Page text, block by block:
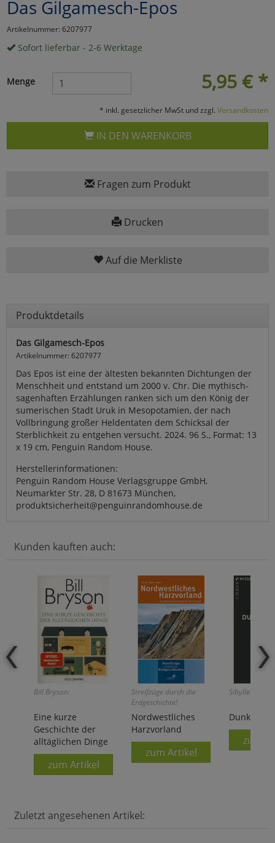
Das Gilgamesch-Epos
Artikelnummer: 6207977
Sofort lieferbar - 2-6 Werktage
5,95 € *
Menge
* inkl. gesetzlicher MwSt und zzgl. Versandkosten
IN DEN WARENKORB
Fragen zum Produkt
Drucken
Auf die Merkliste
Produktdetails
Das Gilgamesch-Epos
Artikelnummer: 6207977
Das Epos ist eine der ältesten bekannten Dichtungen der
Menschheit und entstand um 2000 v. Chr. Die mythisch-
sagenhaften Erzählungen ranken sich um den König der
sumerischen Stadt Uruk in Mesopotamien, der nach
Vollbringung großer Heldentaten dem Schicksal der
Sterblichkeit zu entgehen versucht. 2024. 96 S., Format: 13
x 19 cm, Penguin Random House.
Herstellerinformationen:
Penguin Random House Verlagsgruppe GmbH,
Neumarkter Str. 28, D 81673 München,
produktsicherheit@penguinrandomhouse.de
Kunden kauften auch:
Bill Bryson:
Eine kurze
Geschichte der
alltäglichen Dinge
zum Artikel
Streifzüge durch die
Erdgeschichte!
Knolle/Mohr/Seitz:
Nordwestliches
Harzvorland
zum Artikel
Sibylle Anderl:
Dunkle
zum
Zuletzt angesehenen Artikel:
Marketing
Cookies
Einstellungen speichern